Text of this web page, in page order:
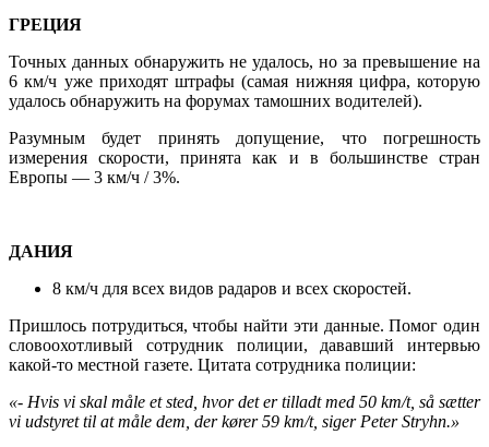
ГРЕЦИЯ
Точных данных обнаружить не удалось, но за превышение на
6 км/ч уже приходят штрафы (самая нижняя цифра, которую
удалось обнаружить на форумах тамошних водителей).
Разумным будет принять допущение, что погрешность
измерения скорости, принята как и в большинстве стран
Европы — 3 км/ч / 3%.
ДАНИЯ
8 км/ч для всех видов радаров и всех скоростей.
Пришлось потрудиться, чтобы найти эти данные. Помог один
словоохотливый сотрудник полиции, дававший интервью
какой-то местной газете. Цитата сотрудника полиции:
«- Hvis vi skal måle et sted, hvor det er tilladt med 50 km/t, så sætter
vi udstyret til at måle dem, der kører 59 km/t, siger Peter Stryhn.»